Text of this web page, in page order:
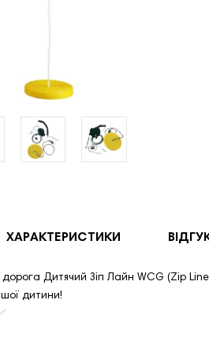
ХАРАКТЕРИСТИКИ
Дитячий Зіп Лайн WCG (Zip
дитини!